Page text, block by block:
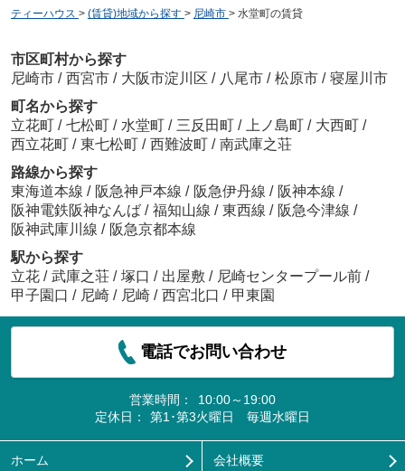
ティーハウス > (賃貸)地域から探す > 尼崎市 > 水堂町の賃貸
市区町村から探す
尼崎市 / 西宮市 / 大阪市淀川区 / 八尾市 / 松原市 / 寝屋川市
町名から探す
立花町 / 七松町 / 水堂町 / 三反田町 / 上ノ島町 / 大西町 /
西立花町 / 東七松町 / 西難波町 / 南武庫之荘
路線から探す
東海道本線 / 阪急神戸本線 / 阪急伊丹線 / 阪神本線 /
阪神電鉄阪神なんば / 福知山線 / 東西線 / 阪急今津線 /
阪神武庫川線 / 阪急京都本線
駅から探す
立花 / 武庫之荘 / 塚口 / 出屋敷 / 尼崎センタープール前 /
甲子園口 / 尼崎 / 尼崎 / 西宮北口 / 甲東園
電話でお問い合わせ
営業時間：
10:00～19:00
定休日：
第1･第3火曜日 毎週水曜日
ホーム 会社概要